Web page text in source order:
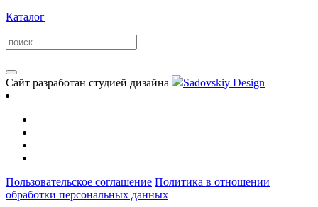
Каталог
Сайт разработан студией дизайна Sadovskiy Design
Пользовательское соглашение Политика в отношении
обработки персональных данных